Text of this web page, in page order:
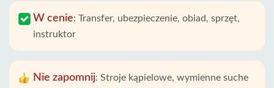
W cenie: Transfer, ubezpieczenie, obiad, sprzęt,
instruktor
Nie zapomnij: Stroje kąpielowe, wymienne suche